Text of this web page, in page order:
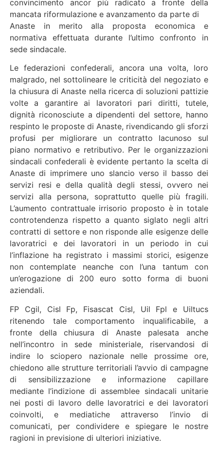
convincimento ancor più radicato a fronte della
mancata riformulazione e avanzamento da parte di
Anaste in merito alla proposta economica e
normativa effettuata durante l’ultimo confronto in
sede sindacale.
Le federazioni confederali, ancora una volta, loro
malgrado, nel sottolineare le criticità del negoziato e
la chiusura di Anaste nella ricerca di soluzioni pattizie
volte a garantire ai lavoratori pari diritti, tutele,
dignità riconosciute a dipendenti del settore, hanno
respinto le proposte di Anaste, rivendicando gli sforzi
profusi per migliorare un contratto lacunoso sul
piano normativo e retributivo. Per le organizzazioni
sindacali confederali è evidente pertanto la scelta di
Anaste di imprimere uno slancio verso il basso dei
servizi resi e della qualità degli stessi, ovvero nei
servizi alla persona, soprattutto quelle più fragili.
L’aumento contrattuale irrisorio proposto è in totale
controtendenza rispetto a quanto siglato negli altri
contratti di settore e non risponde alle esigenze delle
lavoratrici e dei lavoratori in un periodo in cui
l’inflazione ha registrato i massimi storici, esigenze
non contemplate neanche con l’una tantum con
un’erogazione di 200 euro sotto forma di buoni
aziendali.
FP Cgil, Cisl Fp, Fisascat Cisl, Uil Fpl e Uiltucs
ritenendo tale comportamento inqualificabile, a
fronte della chiusura di Anaste palesata anche
nell’incontro in sede ministeriale, riservandosi di
indire lo sciopero nazionale nelle prossime ore,
chiedono alle strutture territoriali l’avvio di campagne
di sensibilizzazione e informazione capillare
mediante l’indizione di assemblee sindacali unitarie
nei posti di lavoro delle lavoratrici e dei lavoratori
coinvolti, e mediatiche attraverso l’invio di
comunicati, per condividere e spiegare le nostre
ragioni in previsione di ulteriori iniziative.